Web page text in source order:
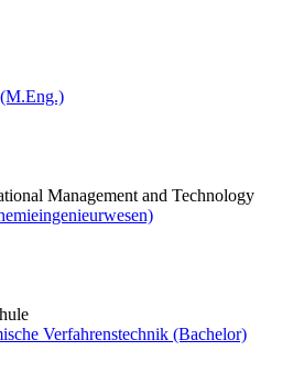
Management and Technology
Verfahrenstechnik (Bachelor)